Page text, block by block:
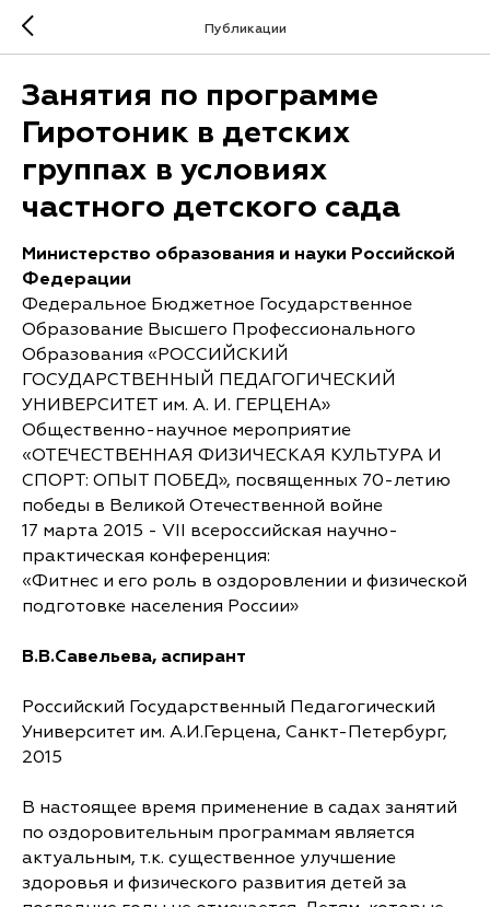
Публикации
Занятия по программе
Гиротоник в детских
группах в условиях
частного детского сада
Министерство образования и науки Российской
Федерации
Федеральное Бюджетное Государственное
Образование Высшего Профессионального
Образования «РОССИЙСКИЙ
ГОСУДАРСТВЕННЫЙ ПЕДАГОГИЧЕСКИЙ
УНИВЕРСИТЕТ им. А. И. ГЕРЦЕНА»
Общественно-научное мероприятие
«ОТЕЧЕСТВЕННАЯ ФИЗИЧЕСКАЯ КУЛЬТУРА И
СПОРТ: ОПЫТ ПОБЕД», посвященных 70-летию
победы в Великой Отечественной войне
17 марта 2015 - VII всероссийская научно-
практическая конференция:
«Фитнес и его роль в оздоровлении и физической
подготовке населения России»
В.В.Савельева, аспирант
Российский Государственный Педагогический
Университет им. А.И.Герцена, Санкт-Петербург,
2015
В настоящее время применение в садах занятий
по оздоровительным программам является
актуальным, т.к. существенное улучшение
здоровья и физического развития детей за